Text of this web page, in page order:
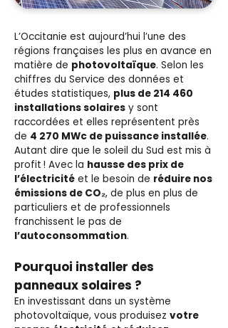
L’Occitanie est aujourd’hui l’une des
régions françaises les plus en avance en
matière de photovoltaïque. Selon les
chiffres du Service des données et
études statistiques, plus de 214 460
installations solaires y sont
raccordées et elles représentent près
de 4 270 MWc de puissance installée.
Autant dire que le soleil du Sud est mis à
profit ! Avec la hausse des prix de
l’électricité et le besoin de réduire nos
émissions de CO₂, de plus en plus de
particuliers et de professionnels
franchissent le pas de
l’autoconsommation.
Pourquoi installer des
panneaux solaires ?
En investissant dans un système
photovoltaïque, vous produisez votre